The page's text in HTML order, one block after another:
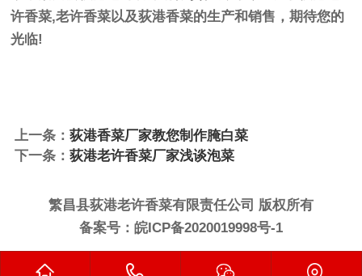
许香菜,老许香菜以及荻港香菜的生产和销售，期待您的
光临!
上一条： 荻港香菜厂家教您制作腌白菜
下一条： 荻港老许香菜厂家浅谈泡菜
繁昌县荻港老许香菜有限责任公司 版权所有
备案号： 皖ICP备2020019998号-1